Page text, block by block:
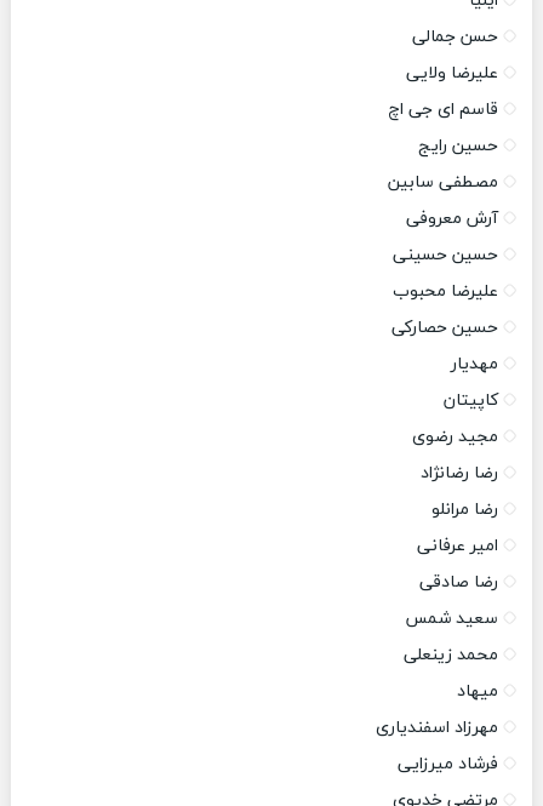
حسن جمالی
علیرضا ولایی
قاسم ای جی اچ
حسین رایج
مصطفی سابین
آرش معروفی
حسین حسینی
علیرضا محبوب
حسین حصارکی
مهدیار
کاپیتان
مجید رضوی
رضا رضانژاد
رضا مرانلو
امیر عرفانی
رضا صادقی
سعید شمس
محمد زینعلی
میهاد
مهرزاد اسفندیاری
فرشاد میرزایی
مرتضی خدیوی